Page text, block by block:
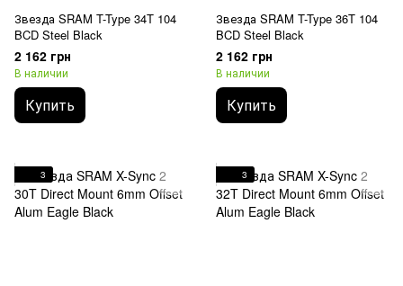
Звезда SRAM T-Type 34T 104
BCD Steel Black
2 162 грн
В наличии
Купить
Звезда SRAM T-Type 36T 104
BCD Steel Black
2 162 грн
В наличии
Купить
3 3